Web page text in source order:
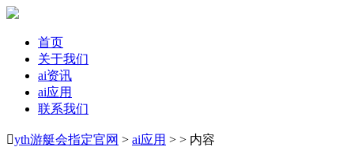
首页
关于我们
ai资讯
ai应用
联系我们
yth游艇会指定官网 > ai应用 > > 内容